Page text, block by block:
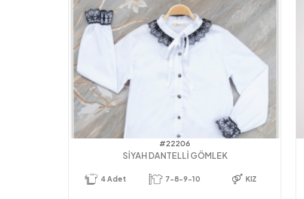
#22206
SİYAH DANTELLİ GÖMLEK
4 Adet 7-8-9-10 KIZ